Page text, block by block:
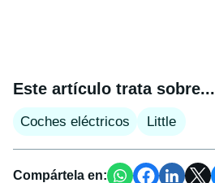
Este artículo trata sobre...
Coches eléctricos Little
Compártela en: